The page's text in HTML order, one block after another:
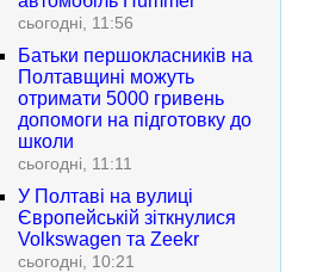
сьогодні, 11:56
Батьки першокласників на
Полтавщині можуть
отримати 5000 гривень
допомоги на підготовку до
школи
сьогодні, 11:11
У Полтаві на вулиці
Європейській зіткнулися
Volkswagen та Zeekr
сьогодні, 10:21